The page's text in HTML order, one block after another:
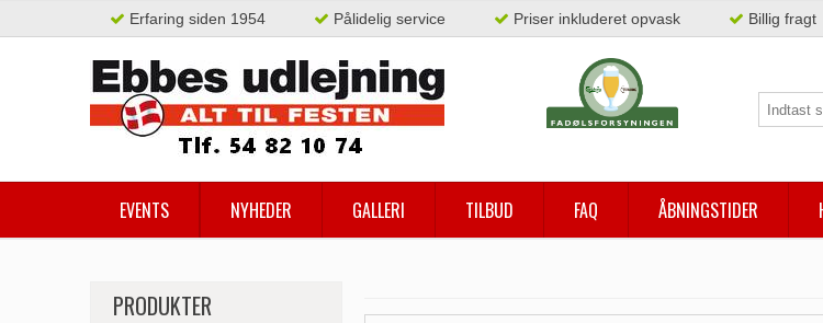
Erfaring siden 1954 Pålidelig service Priser inkluderet opvask Billig fragt
EVENTS NYHEDER GALLERI TILBUD FAQ ÅBNINGSTIDER
PRODUKTER